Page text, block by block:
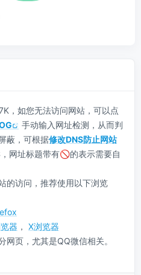
，如您无法访问网站，可以点
手动输入网址检测，从而判
蔽，可根据修改DNS防止网站
网址标题带有🚫的表示需要自
的访问，推荐使用以下浏览
器 ， X浏览器
页，尤其是QQ微信相关。